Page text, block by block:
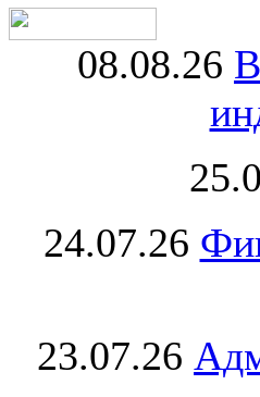
08.08.26
24.07.26
23.07.26